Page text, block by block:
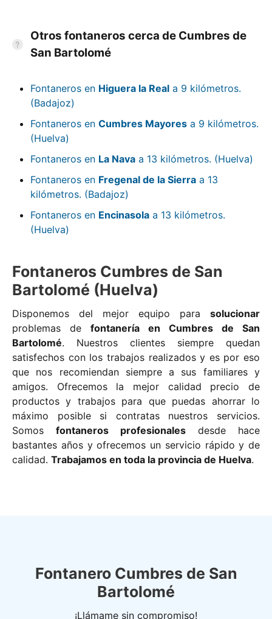
Otros fontaneros cerca de Cumbres de
San Bartolomé
Fontaneros en Higuera la Real a 9 kilómetros.
(Badajoz)
Fontaneros en Cumbres Mayores a 9 kilómetros.
(Huelva)
Fontaneros en La Nava a 13 kilómetros. (Huelva)
Fontaneros en Fregenal de la Sierra a 13
kilómetros. (Badajoz)
Fontaneros en Encinasola a 13 kilómetros.
(Huelva)
Fontaneros Cumbres de San
Bartolomé (Huelva)
Disponemos del mejor equipo para solucionar
problemas de fontanería en Cumbres de San
Bartolomé. Nuestros clientes siempre quedan
satisfechos con los trabajos realizados y es por eso
que nos recomiendan siempre a sus familiares y
amigos. Ofrecemos la mejor calidad precio de
productos y trabajos para que puedas ahorrar lo
máximo posible si contratas nuestros servicios.
Somos fontaneros profesionales desde hace
bastantes años y ofrecemos un servicio rápido y de
calidad. Trabajamos en toda la provincia de Huelva.
Fontanero Cumbres de San
Bartolomé
¡Llámame sin compromiso!